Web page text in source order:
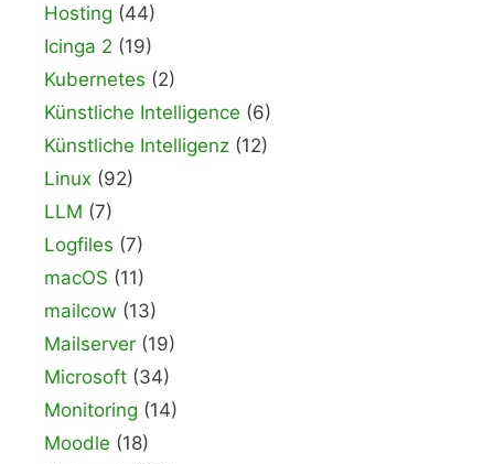
Hosting (44)
Icinga 2 (19)
Kubernetes (2)
Künstliche Intelligence (6)
Künstliche Intelligenz (12)
Linux (92)
LLM (7)
Logfiles (7)
macOS (11)
mailcow (13)
Mailserver (19)
Microsoft (34)
Monitoring (14)
Moodle (18)